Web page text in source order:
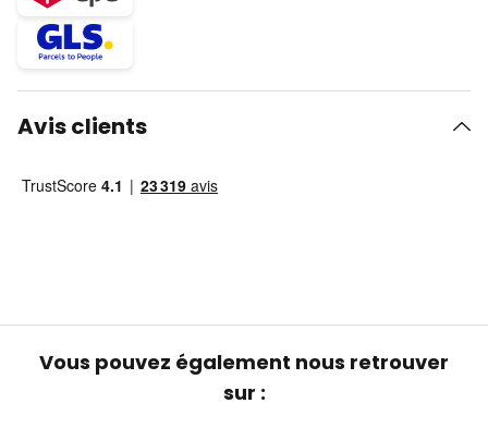
Avis clients
Vous pouvez également nous retrouver
sur :